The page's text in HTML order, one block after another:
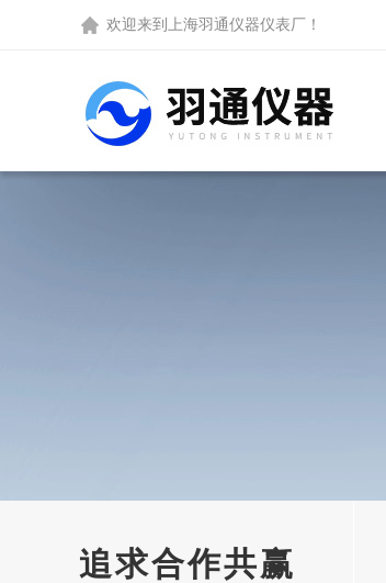
欢迎来到 上海羽通仪器仪表厂 ！
追求合作共赢